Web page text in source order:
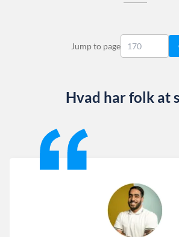
Jump to page
Hvad har folk at